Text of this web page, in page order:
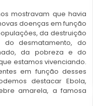
mostravam que havia
doenças em função
da destruição
do desmatamento, do
da pobreza e do
estamos vivenciando.
em função desses
destacar Ebola,
febre amarela, a famosa